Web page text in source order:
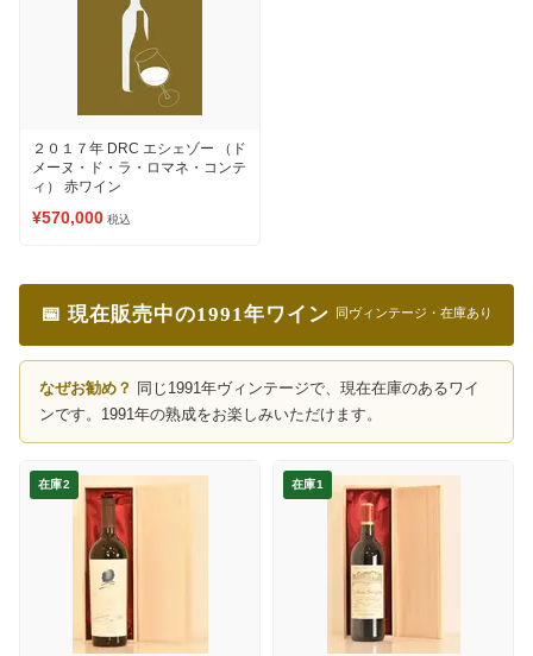
２０１７年 DRC エシェゾー （ド
メーヌ・ド・ラ・ロマネ・コンテ
ィ） 赤ワイン
¥570,000 税込
📅 現在販売中の1991年ワイン 同ヴィンテージ・在庫あり
なぜお勧め？ 同じ1991年ヴィンテージで、現在在庫のあるワイ
ンです。1991年の熟成をお楽しみいただけます。
在庫2 在庫1